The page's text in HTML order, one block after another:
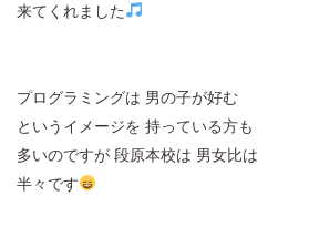
来てくれました
プログラミングは 男の子が好む
というイメージを 持っている方も
多いのですが 段原本校は 男女比は
半々です